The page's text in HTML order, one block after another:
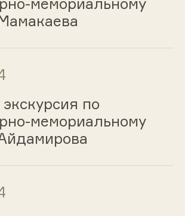
мемориальному
по
мемориальному